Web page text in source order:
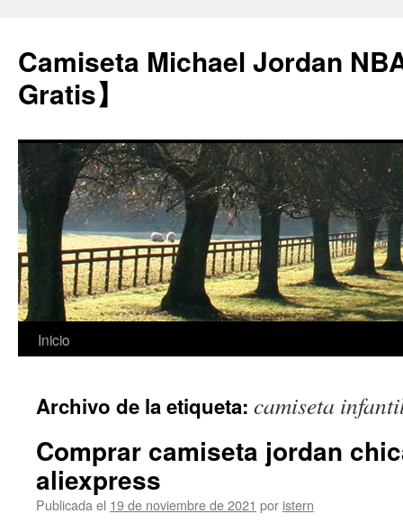
Camiseta Michael Jordan
Gratis】
Saltar
contenido
Inicio
Archivo de la etiqueta: camiseta
Comprar camiseta jordan
aliexpress
Publicada el 19 de noviembre de 2021 por istern